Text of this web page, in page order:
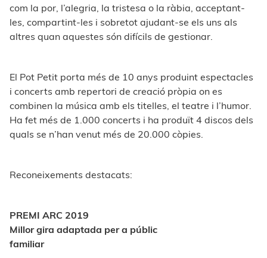
com la por, l’alegria, la tristesa o la ràbia, acceptant-
les, compartint-les i sobretot ajudant-se els uns als
altres quan aquestes són difícils de gestionar.
El Pot Petit porta més de 10 anys produint espectacles
i concerts amb repertori de creació pròpia on es
combinen la música amb els titelles, el teatre i l’humor.
Ha fet més de 1.000 concerts i ha produït 4 discos dels
quals se n’han venut més de 20.000 còpies.
Reconeixements destacats:
PREMI ARC 2019
Millor gira adaptada per a públic
familiar